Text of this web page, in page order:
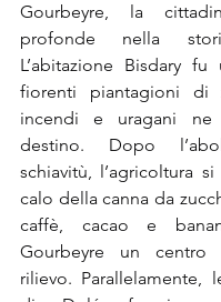
Gourbeyre, la
profonde nella
L’abitazione Bisdary
fiorenti piantagioni di
incendi e uragani ne
destino. Dopo
schiavitù, l’agricoltura
calo della canna da
caffè, cacao e
Gourbeyre un centro
rilievo. Parallelamente,